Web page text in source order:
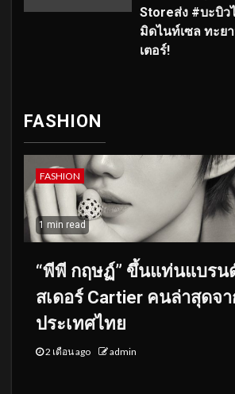
Storeส่ง #บะบิว
มิดไนท์เซล ทะย
เตอร์!
FASHION
FASHION
1 min read
“พีพี กฤษฏ์” ขึ้นแท่นแบรน
สเดอร์ Cartier คนล่าสุดจ
ประเทศไทย
2 เดือน ago admin